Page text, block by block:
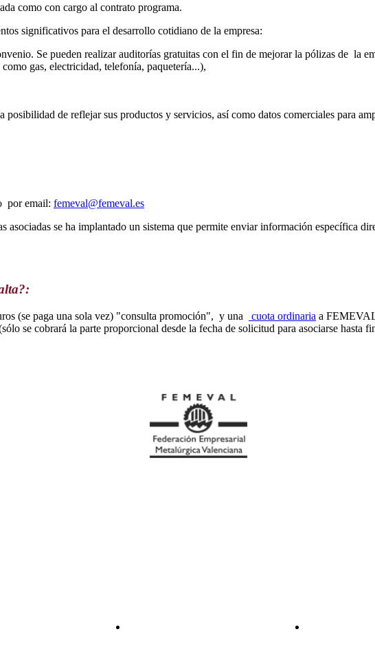
como con cargo al contrato programa.
significativos para el desarrollo cotidiano de la empresa:
Se pueden realizar auditorías gratuitas con el fin de mejorar la pólizas de la
gas, electricidad, telefonía, paquetería...),
posibilidad de reflejar sus productos y servicios, así como datos comerciales para
por email: femeval@femeval.es
se ha implantado un sistema que permite enviar información específica
(se paga una sola vez) "consulta promoción", y una cuota ordinaria a
se cobrará la parte proporcional desde la fecha de solicitud para asociarse